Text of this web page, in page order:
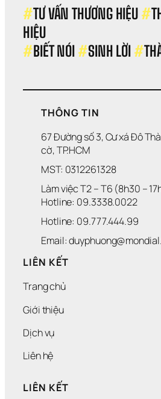
#TƯ VẤN THƯƠNG HIỆU #
HIỆU
#BIẾT NÓI #SINH LỜI #
THÔNG TIN
67 Đường số 3, Cư xá Đô
cờ, TP.HCM
MST: 0312261328
Làm việc T2 – T6 (8h30 –
Hotline: 09.3338.0022
Hotline: 09.777.444.99
Email:
LIÊN KẾT
Trang chủ
Giới thiệu
Dịch vụ
Liên hệ
LIÊN KẾT